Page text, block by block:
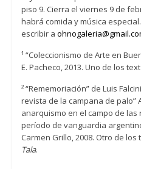
piso 9. Cierra el viernes 9 de
habrá comida y música
escribir a
¹ “Coleccionismo de Arte en
E. Pacheco, 2013. Uno de los
² “Rememoriación” de Luis
revista de la campana de palo”
anarquismo en el campo de
período de vanguardia
Carmen Grillo, 2008. Otro de
Tala.